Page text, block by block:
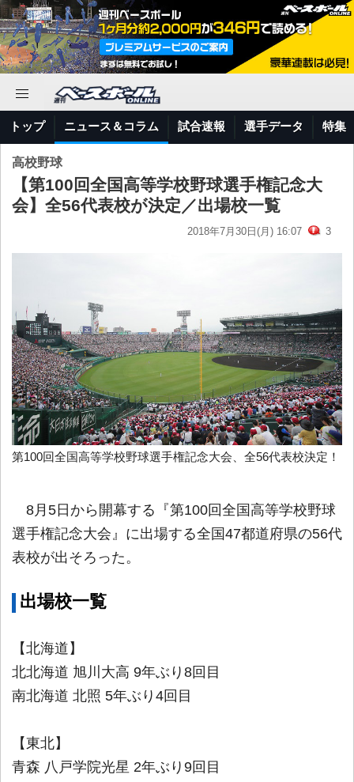
トップ ニュース＆コラム 試合速報 選手データ 特集
高校野球
【第100回全国高等学校野球選手権記念大
会】全56代表校が決定／出場校一覧
2018年7月30日(月) 16:07 3
第100回全国高等学校野球選手権記念大会、全56代表校決定！
8月5日から開幕する『第100回全国高等学校野球
選手権記念大会』に出場する全国47都道府県の56代
表校が出そろった。
出場校一覧
【北海道】
北北海道 旭川大高 9年ぶり8回目
南北海道 北照 5年ぶり4回目
【東北】
青森 八戸学院光星 2年ぶり9回目